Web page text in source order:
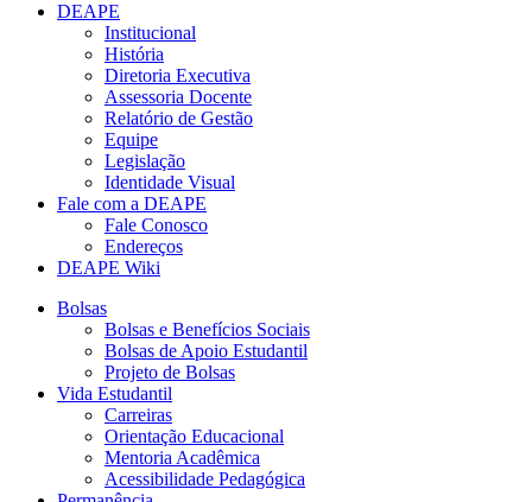
DEAPE
Institucional
História
Diretoria Executiva
Assessoria Docente
Relatório de Gestão
Equipe
Legislação
Identidade Visual
Fale com a DEAPE
Fale Conosco
Endereços
DEAPE Wiki
Bolsas
Bolsas e Benefícios Sociais
Bolsas de Apoio Estudantil
Projeto de Bolsas
Vida Estudantil
Carreiras
Orientação Educacional
Mentoria Acadêmica
Acessibilidade Pedagógica